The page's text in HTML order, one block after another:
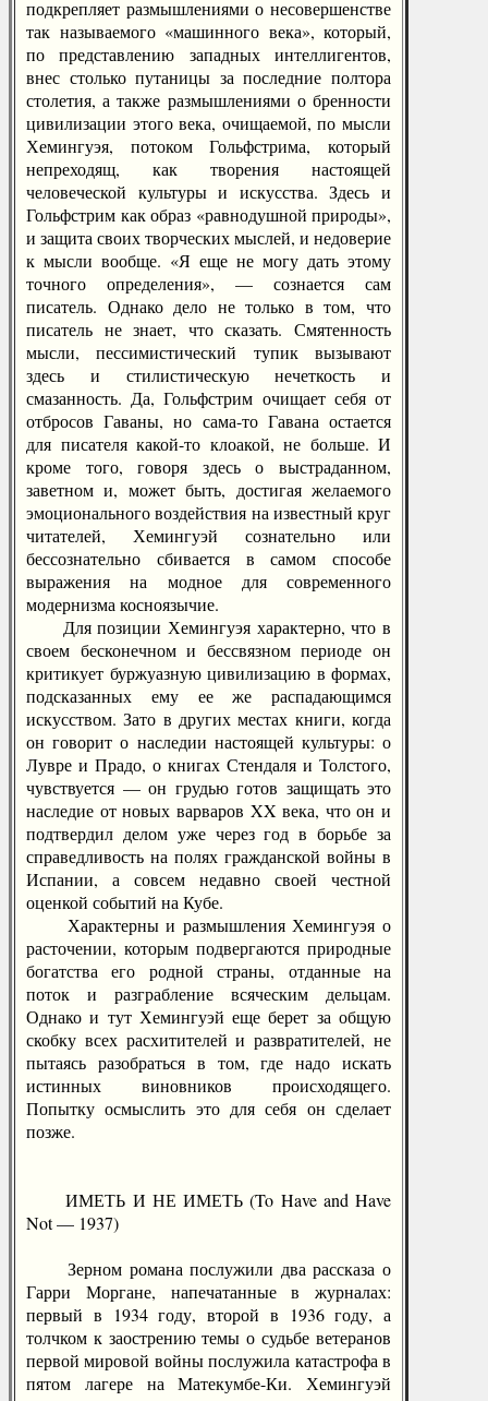
подкрепляет размышлениями о несовершенстве
так называемого «машинного века», который,
по представлению западных интеллигентов,
внес столько путаницы за последние полтора
столетия, а также размышлениями о бренности
цивилизации этого века, очищаемой, по мысли
Хемингуэя, потоком Гольфстрима, который
непреходящ, как творения настоящей
человеческой культуры и искусства. Здесь и
Гольфстрим как образ «равнодушной природы»,
и защита своих творческих мыслей, и недоверие
к мысли вообще. «Я еще не могу дать этому
точного определения», — сознается сам
писатель. Однако дело не только в том, что
писатель не знает, что сказать. Смятенность
мысли, пессимистический тупик вызывают
здесь и стилистическую нечеткость и
смазанность. Да, Гольфстрим очищает себя от
отбросов Гаваны, но сама-то Гавана остается
для писателя какой-то клоакой, не больше. И
кроме того, говоря здесь о выстраданном,
заветном и, может быть, достигая желаемого
эмоционального воздействия на известный круг
читателей, Хемингуэй сознательно или
бессознательно сбивается в самом способе
выражения на модное для современного
модернизма косноязычие.
Для позиции Хемингуэя характерно, что в
своем бесконечном и бессвязном периоде он
критикует буржуазную цивилизацию в формах,
подсказанных ему ее же распадающимся
искусством. Зато в других местах книги, когда
он говорит о наследии настоящей культуры: о
Лувре и Прадо, о книгах Стендаля и Толстого,
чувствуется — он грудью готов защищать это
наследие от новых варваров XX века, что он и
подтвердил делом уже через год в борьбе за
справедливость на полях гражданской войны в
Испании, а совсем недавно своей честной
оценкой событий на Кубе.
Характерны и размышления Хемингуэя о
расточении, которым подвергаются природные
богатства его родной страны, отданные на
поток и разграбление всяческим дельцам.
Однако и тут Хемингуэй еще берет за общую
скобку всех расхитителей и развратителей, не
пытаясь разобраться в том, где надо искать
истинных виновников происходящего.
Попытку осмыслить это для себя он сделает
позже.
ИМЕТЬ И НЕ ИМЕТЬ (To Have and Have
Not — 1937)
Зерном романа послужили два рассказа о
Гарри Моргане, напечатанные в журналах:
первый в 1934 году, второй в 1936 году, а
толчком к заострению темы о судьбе ветеранов
первой мировой войны послужила катастрофа в
пятом лагере на Матекумбе-Ки. Хемингуэй